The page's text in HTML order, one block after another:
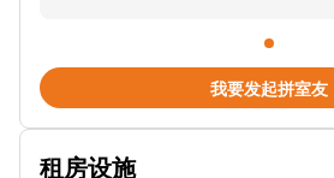
Montrose Road Stop A
Pinner Park Avenue Headstone
Harrow & Wealdstone Overground Station
我要发起拼室友
租房设施